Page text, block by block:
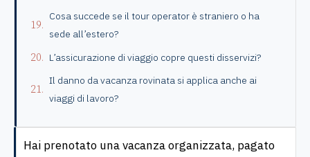
Cosa succede se il tour operator è straniero o ha
sede all’estero?
L’assicurazione di viaggio copre questi disservizi?
Il danno da vacanza rovinata si applica anche ai
viaggi di lavoro?
Hai prenotato una vacanza organizzata, pagato